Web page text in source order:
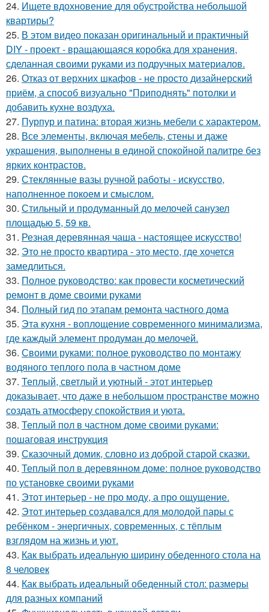
24. Ищете вдохновение для обустройства небольшой
квартиры?
25. В этом видео показан оригинальный и практичный
DIY - проект - вращающаяся коробка для хранения,
сделанная своими руками из подручных материалов.
26. Отказ от верхних шкафов - не просто дизайнерский
приём, а способ визуально "Приподнять" потолки и
добавить кухне воздуха.
27. Пурпур и патина: вторая жизнь мебели с характером.
28. Все элементы, включая мебель, стены и даже
украшения, выполнены в единой спокойной палитре без
ярких контрастов.
29. Стеклянные вазы ручной работы - искусство,
наполненное покоем и смыслом.
30. Стильный и продуманный до мелочей санузел
площадью 5, 59 кв.
31. Резная деревянная чаша - настоящее искусство!
32. Это не просто квартира - это место, где хочется
замедлиться.
33. Полное руководство: как провести косметический
ремонт в доме своими руками
34. Полный гид по этапам ремонта частного дома
35. Эта кухня - воплощение современного минимализма,
где каждый элемент продуман до мелочей.
36. Своими руками: полное руководство по монтажу
водяного теплого пола в частном доме
37. Теплый, светлый и уютный - этот интерьер
доказывает, что даже в небольшом пространстве можно
создать атмосферу спокойствия и уюта.
38. Теплый пол в частном доме своими руками:
пошаговая инструкция
39. Сказочный домик, словно из доброй старой сказки.
40. Теплый пол в деревянном доме: полное руководство
по установке своими руками
41. Этот интерьер - не про моду, а про ощущение.
42. Этот интерьер создавался для молодой пары с
ребёнком - энергичных, современных, с тёплым
взглядом на жизнь и уют.
43. Как выбрать идеальную ширину обеденного стола на
8 человек
44. Как выбрать идеальный обеденный стол: размеры
для разных компаний